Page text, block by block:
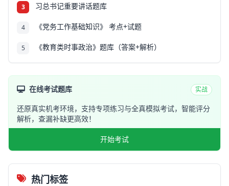
3 习总书记重要讲话题库
4 《党务工作基础知识》 考点+试题
5 《教育类时事政治》题库（答案+解析）
在线考试题库 实战
还原真实机考环境，支持专项练习与全真模拟考试，智能评分
解析，查漏补缺更高效！
开始考试
热门标签